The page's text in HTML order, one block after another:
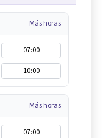
Más horas
07:00
10:00
Más horas
07:00